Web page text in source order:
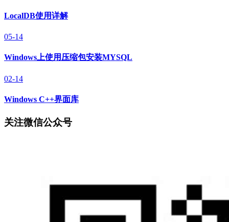
LocalDB使用详解
05-14
Windows上使用压缩包安装MYSQL
02-14
Windows C++界面库
关注微信公众号